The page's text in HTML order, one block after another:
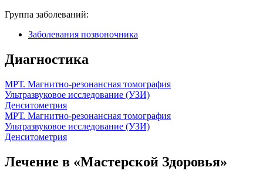
Группа заболеваний:
Заболевания позвоночника
Диагностика
МРТ. Магнитно-резонансная томография
Ультразвуковое исследование (УЗИ)
Денситометрия
МРТ. Магнитно-резонансная томография
Ультразвуковое исследование (УЗИ)
Денситометрия
Лечение в «Мастерской Здоровья»